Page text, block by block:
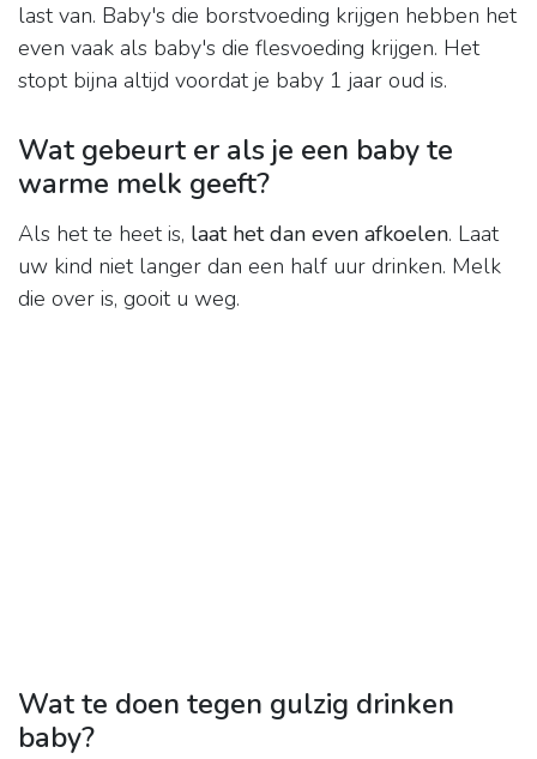
last van. Baby's die borstvoeding krijgen hebben het
even vaak als baby's die flesvoeding krijgen. Het
stopt bijna altijd voordat je baby 1 jaar oud is.
Wat gebeurt er als je een baby te
warme melk geeft?
Als het te heet is, laat het dan even afkoelen. Laat
uw kind niet langer dan een half uur drinken. Melk
die over is, gooit u weg.
Wat te doen tegen gulzig drinken
baby?